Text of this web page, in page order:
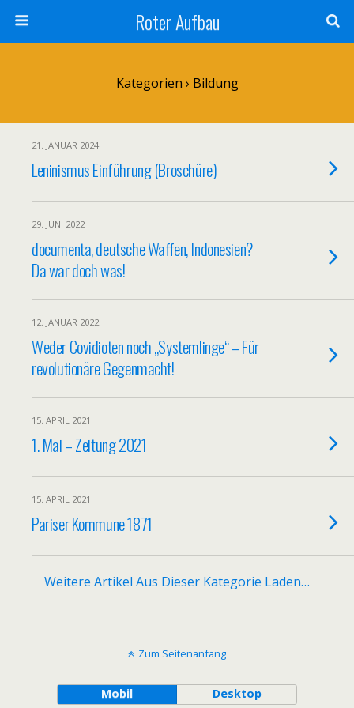
Roter Aufbau
Kategorien › Bildung
21. JANUAR 2024
Leninismus Einführung (Broschüre)
29. JUNI 2022
documenta, deutsche Waffen, Indonesien?
Da war doch was!
12. JANUAR 2022
Weder Covidioten noch „Systemlinge“ – Für
revolutionäre Gegenmacht!
15. APRIL 2021
1. Mai – Zeitung 2021
15. APRIL 2021
Pariser Kommune 1871
Weitere Artikel Aus Dieser Kategorie Laden…
Zum Seitenanfang
Mobil Desktop